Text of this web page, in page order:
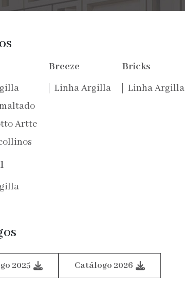
Artte
Breeze
Linha Argilla
Bricks
Linha Argilla
2025 Catálogo 2026